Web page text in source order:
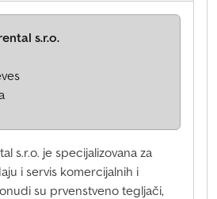
s.r.o. je specijalizovana za
i servis komercijalnih i
su prvenstveno tegljači,
s.r.o.